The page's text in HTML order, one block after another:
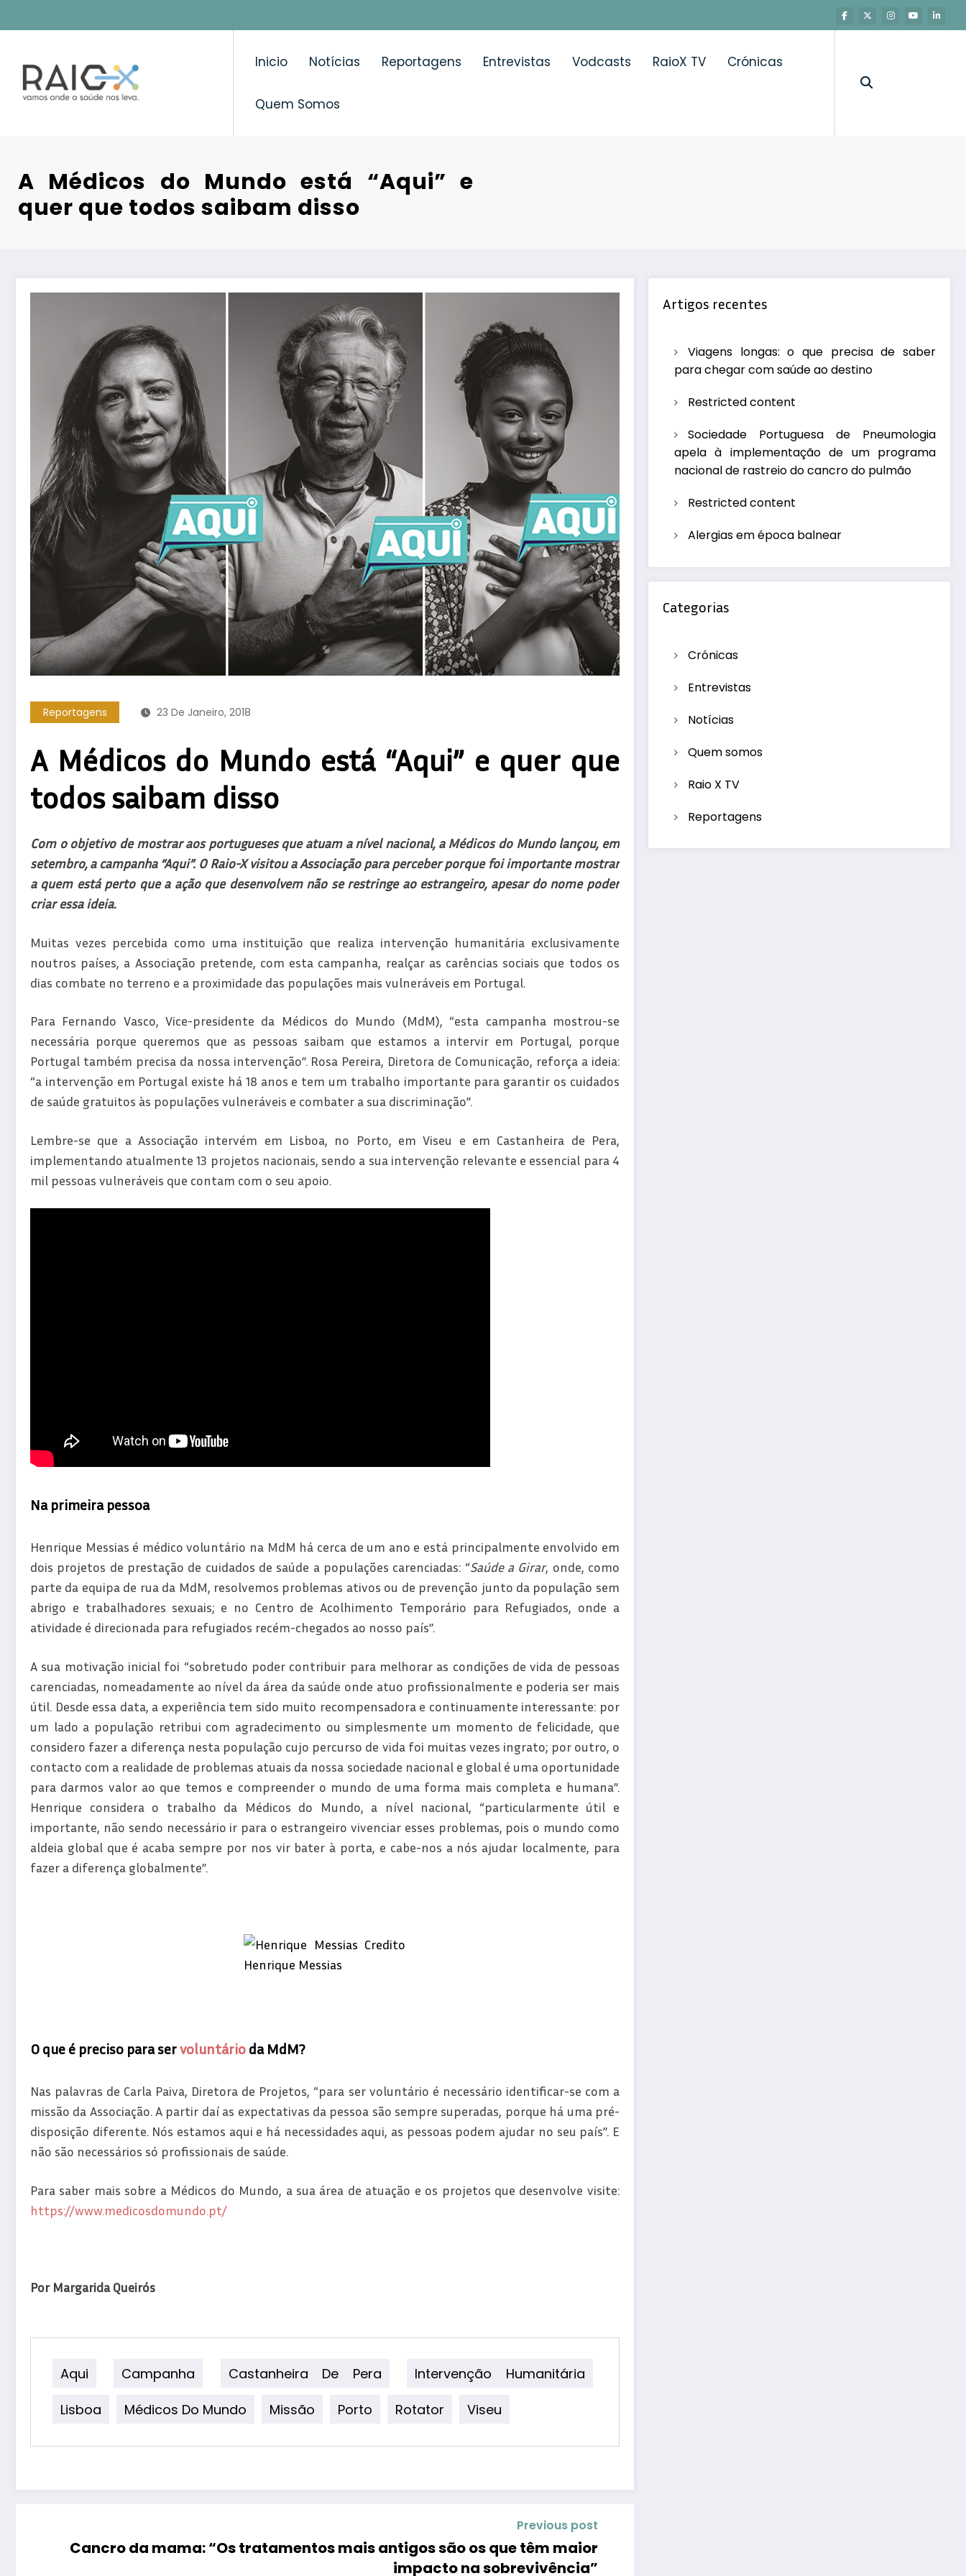
para
conteúdo
Inicio Notícias Reportagens Entrevistas Vodcasts RaioX TV Crónicas
Quem Somos
A Médicos do Mundo está “Aqui” e
quer que todos saibam disso
Reportagens 23 De Janeiro, 2018
A Médicos do Mundo está “Aqui” e quer que
todos saibam disso
Com o objetivo de mostrar aos portugueses que atuam a nível nacional, a Médicos do Mundo lançou, em
setembro, a campanha “Aqui”. O Raio-X visitou a Associação para perceber porque foi importante mostrar
a quem está perto que a ação que desenvolvem não se restringe ao estrangeiro, apesar do nome poder
criar essa ideia.
Muitas vezes percebida como uma instituição que realiza intervenção humanitária exclusivamente
noutros países, a Associação pretende, com esta campanha, realçar as carências sociais que todos os
dias combate no terreno e a proximidade das populações mais vulneráveis em Portugal.
Para Fernando Vasco, Vice-presidente da Médicos do Mundo (MdM), “esta campanha mostrou-se
necessária porque queremos que as pessoas saibam que estamos a intervir em Portugal, porque
Portugal também precisa da nossa intervenção”. Rosa Pereira, Diretora de Comunicação, reforça a ideia:
“a intervenção em Portugal existe há 18 anos e tem um trabalho importante para garantir os cuidados
de saúde gratuitos às populações vulneráveis e combater a sua discriminação”.
Lembre-se que a Associação intervém em Lisboa, no Porto, em Viseu e em Castanheira de Pera,
implementando atualmente 13 projetos nacionais, sendo a sua intervenção relevante e essencial para 4
mil pessoas vulneráveis que contam com o seu apoio.
Na primeira pessoa
Henrique Messias é médico voluntário na MdM há cerca de um ano e está principalmente envolvido em
dois projetos de prestação de cuidados de saúde a populações carenciadas: “Saúde a Girar, onde, como
parte da equipa de rua da MdM, resolvemos problemas ativos ou de prevenção junto da população sem
abrigo e trabalhadores sexuais; e no Centro de Acolhimento Temporário para Refugiados, onde a
atividade é direcionada para refugiados recém-chegados ao nosso país”.
A sua motivação inicial foi “sobretudo poder contribuir para melhorar as condições de vida de pessoas
carenciadas, nomeadamente ao nível da área da saúde onde atuo profissionalmente e poderia ser mais
útil. Desde essa data, a experiência tem sido muito recompensadora e continuamente interessante: por
um lado a população retribui com agradecimento ou simplesmente um momento de felicidade, que
considero fazer a diferença nesta população cujo percurso de vida foi muitas vezes ingrato; por outro, o
contacto com a realidade de problemas atuais da nossa sociedade nacional e global é uma oportunidade
para darmos valor ao que temos e compreender o mundo de uma forma mais completa e humana”.
Henrique considera o trabalho da Médicos do Mundo, a nível nacional, “particularmente útil e
importante, não sendo necessário ir para o estrangeiro vivenciar esses problemas, pois o mundo como
aldeia global que é acaba sempre por nos vir bater à porta, e cabe-nos a nós ajudar localmente, para
fazer a diferença globalmente”.
O que é preciso para servoluntário da MdM?
Nas palavras de Carla Paiva, Diretora de Projetos, “para ser voluntário é necessário identificar-se com a
missão da Associação. A partir daí as expectativas da pessoa são sempre superadas, porque há uma pré-
disposição diferente. Nós estamos aqui e há necessidades aqui, as pessoas podem ajudar no seu país”. E
não são necessários só profissionais de saúde.
Para saber mais sobre a Médicos do Mundo, a sua área de atuação e os projetos que desenvolve visite:
https://www.medicosdomundo.pt/
Por Margarida Queirós
Aqui Campanha Castanheira De Pera
Intervenção Humanitária
Lisboa
Médicos Do Mundo Missão Porto Rotator Viseu
Previous post
Cancro da mama: “Os tratamentos mais antigos são os que têm maior
impacto na sobrevivência”
Artigos recentes
Viagens longas: o que precisa de saber
para chegar com saúde ao destino
Restricted content
Sociedade Portuguesa de Pneumologia
apela à implementação de um programa
nacional de rastreio do cancro do pulmão
Restricted content
Alergias em época balnear
Categorias
Crónicas
Entrevistas
Notícias
Quem somos
Raio X TV
Reportagens